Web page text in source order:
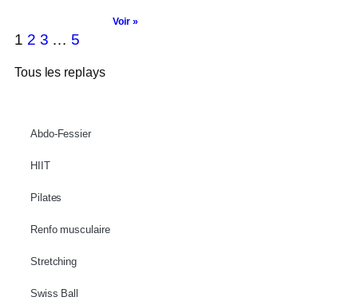
Voir »
1 2 3 … 5
Tous les replays
Abdo-Fessier
HIIT
Pilates
Renfo musculaire
Stretching
Swiss Ball